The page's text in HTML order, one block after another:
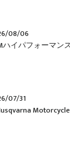
08/06
07/31